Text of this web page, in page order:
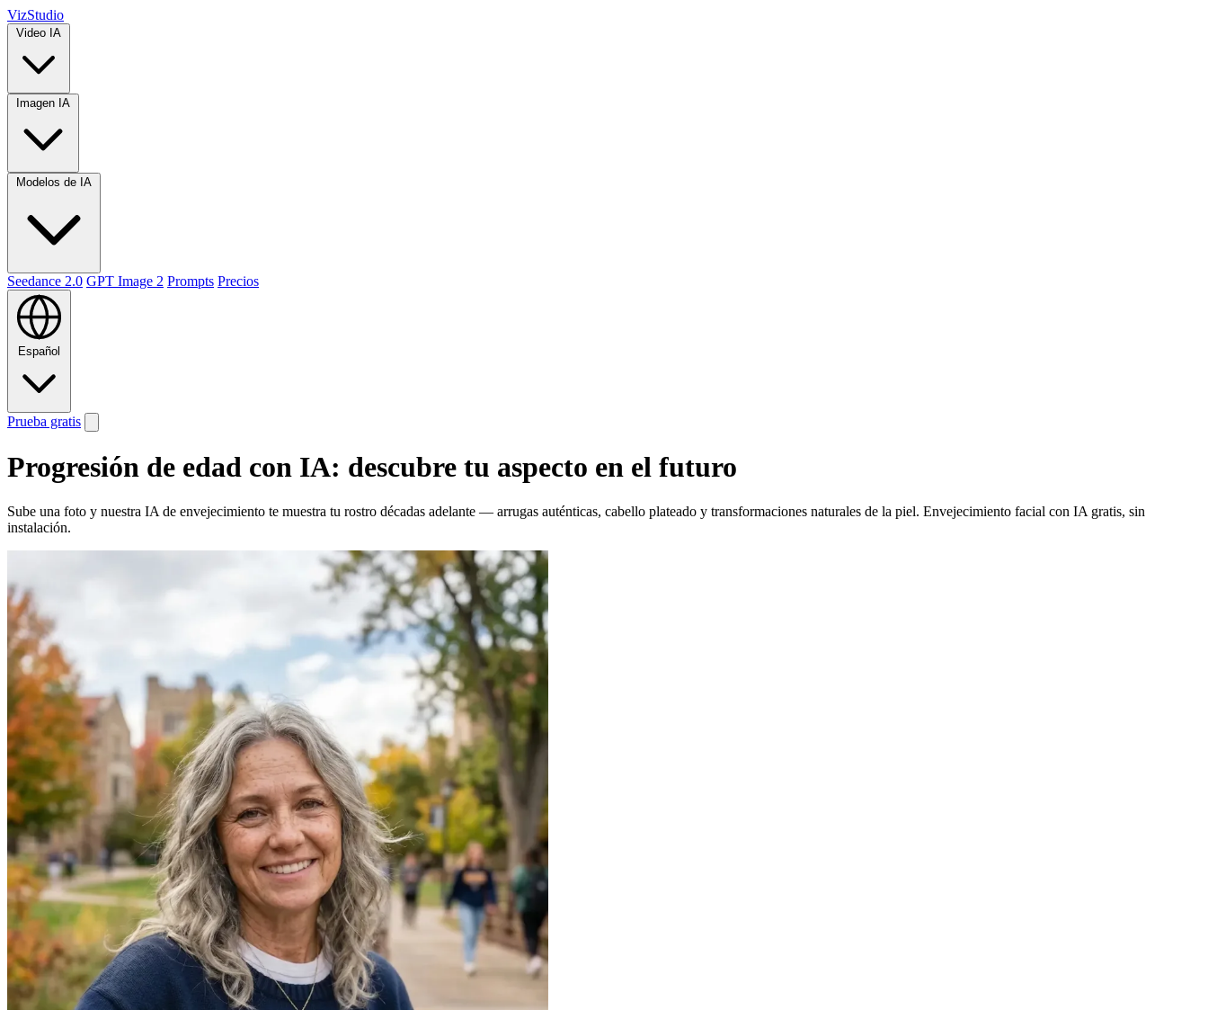
VizStudio
Seedance 2.0 GPT Image 2 Prompts Precios
Español
Prueba gratis
Progresión de edad con IA: descubre tu aspecto en el futuro
Sube una foto y nuestra IA de envejecimiento te muestra tu rostro décadas adelante — arrugas auténticas, cabello plateado y transformaciones naturales de la piel. Envejecimiento facial con IA gratis, sin
instalación.